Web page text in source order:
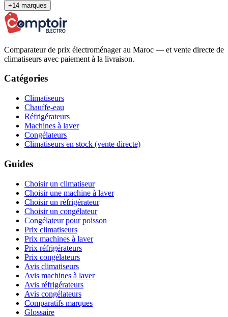
+14 marques
Comparateur de prix électroménager au Maroc — et vente directe de
climatiseurs avec paiement à la livraison.
Catégories
Climatiseurs
Chauffe-eau
Réfrigérateurs
Machines à laver
Congélateurs
Climatiseurs en stock (vente directe)
Guides
Choisir un climatiseur
Choisir une machine à laver
Choisir un réfrigérateur
Choisir un congélateur
Congélateur pour poisson
Prix climatiseurs
Prix machines à laver
Prix réfrigérateurs
Prix congélateurs
Avis climatiseurs
Avis machines à laver
Avis réfrigérateurs
Avis congélateurs
Comparatifs marques
Glossaire